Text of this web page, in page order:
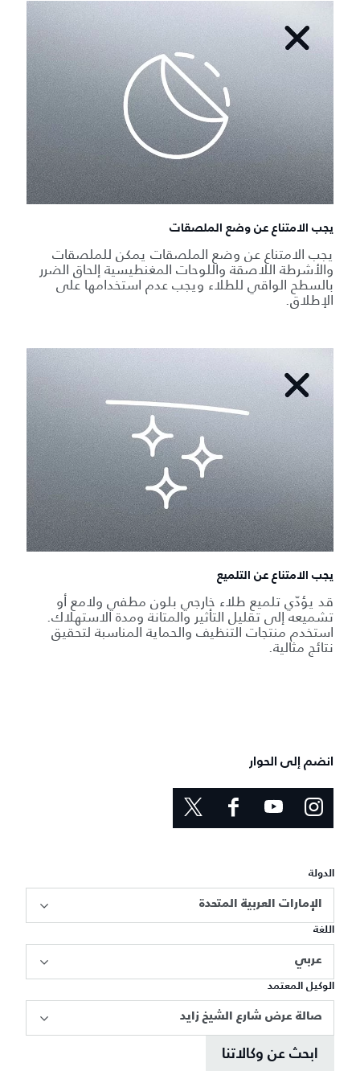
يجب الامتناع عن وضع الملصقات
يجب الامتناع عن وضع الملصقات يمكن للملصقات
والأشرطة اللاصقة واللوحات المغنطيسية إلحاق الضرر
بالسطح الواقي للطلاء ويجب عدم استخدامها على
الإطلاق.
يجب الامتناع عن التلميع
قد يؤدّي تلميع طلاء خارجي بلون مطفي ولامع أو
تشميعه إلى تقليل التأثير والمتانة ومدة الاستهلاك.
استخدم منتجات التنظيف والحماية المناسبة لتحقيق
نتائج مثالية.
انضم إلى الحوار
الدولة
الإمارات العربية المتحدة
اللغة
عربي
الوكيل المعتمد
صالة عرض شارع الشيخ زايد
ابحث عن وكالاتنا